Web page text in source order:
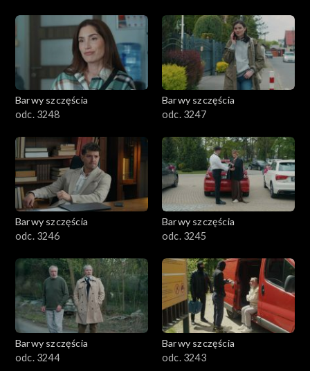
Barwy szczęścia
odc. 3248
Barwy szczęścia
odc. 3247
Barwy szczęścia
odc. 3246
Barwy szczęścia
odc. 3245
Barwy szczęścia
odc. 3244
Barwy szczęścia
odc. 3243